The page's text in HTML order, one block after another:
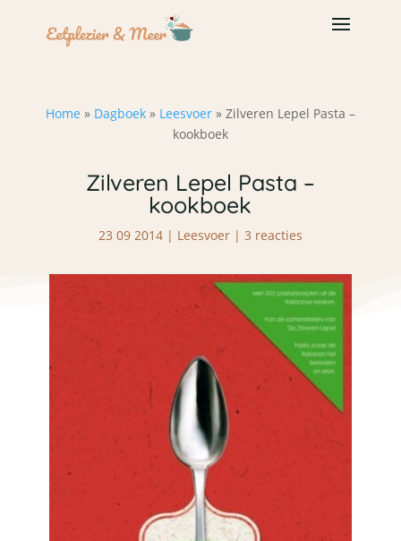
Home » Dagboek» Leesvoer» Zilveren Lepel Pasta –
kookboek
Zilveren Lepel Pasta –
kookboek
23 09 2014| Leesvoer| 3 reacties